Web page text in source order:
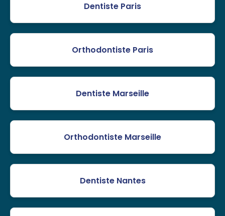
Dentiste Paris
Orthodontiste Paris
Dentiste Marseille
Orthodontiste Marseille
Dentiste Nantes